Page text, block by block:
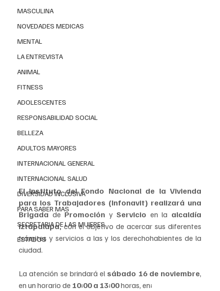
MASCULINA
NOVEDADES MEDICAS
MENTAL
LA ENTREVISTA
ANIMAL
FITNESS
ADOLESCENTES
RESPONSABILIDAD SOCIAL
BELLEZA
ADULTOS MAYORES
INTERNACIONAL GENERAL
INTERNACIONAL SALUD
DIVERSIDAD INCLUSIVA
PARA SABER MAS
SECRETARIA DE LAS MUJERES
ESTADOS
El Instituto del Fondo Nacional de la Vivienda
para los Trabajadores (Infonavit) realizará una
Brigada de Promoción y Servicio en la alcaldía
Iztapalapa, con el objetivo de acercar sus diferentes
trámites y servicios a las y los derechohabientes de la
ciudad.
La atención se brindará el sábado 16 de noviembre,
en un horario de 10:00 a 13:00 horas, en: